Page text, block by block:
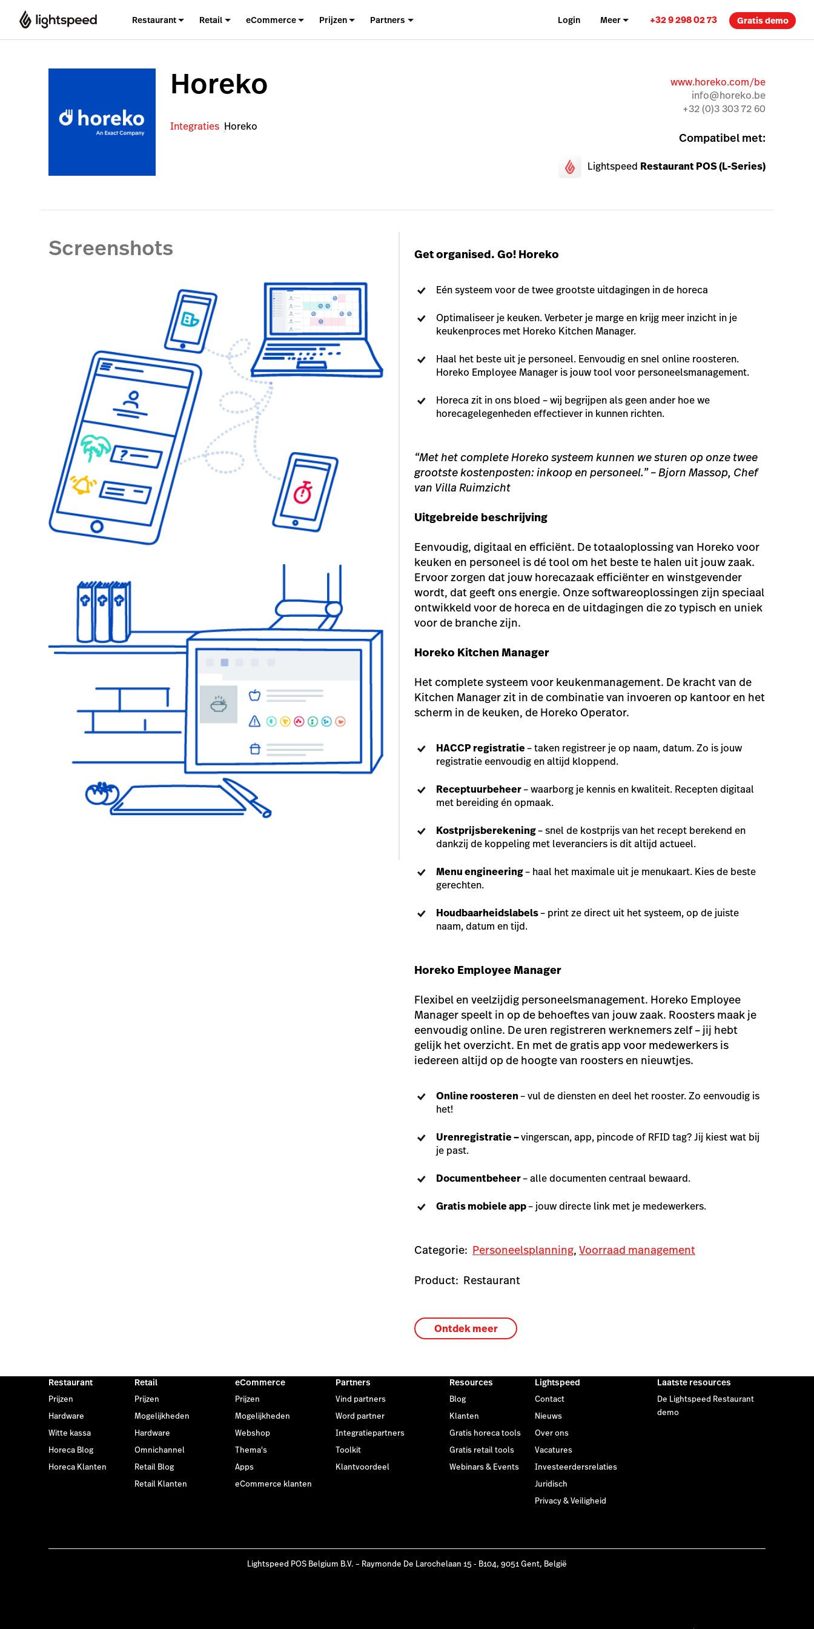
Restaurant Retail eCommerce Prijzen Partners Login Meer +32 9 298 02 73 Gratis demo
Horeko
Integraties Horeko
www.horeko.com/be
info@horeko.be
+32 (0)3 303 72 60
Compatibel met:
Lightspeed Restaurant POS (L-Series)
Screenshots Get organised. Go! Horeko
Eén systeem voor de twee grootste uitdagingen in de horeca
Optimaliseer je keuken. Verbeter je marge en krijg meer inzicht in je
keukenproces met Horeko Kitchen Manager.
Haal het beste uit je personeel. Eenvoudig en snel online roosteren.
Horeko Employee Manager is jouw tool voor personeelsmanagement.
Horeca zit in ons bloed – wij begrijpen als geen ander hoe we
horecagelegenheden effectiever in kunnen richten.
“Met het complete Horeko systeem kunnen we sturen op onze twee
grootste kostenposten: inkoop en personeel.” – Bjorn Massop, Chef
van Villa Ruimzicht
Uitgebreide beschrijving
Eenvoudig, digitaal en efficiënt. De totaaloplossing van Horeko voor
keuken en personeel is dé tool om het beste te halen uit jouw zaak.
Ervoor zorgen dat jouw horecazaak efficiënter en winstgevender
wordt, dat geeft ons energie. Onze softwareoplossingen zijn speciaal
ontwikkeld voor de horeca en de uitdagingen die zo typisch en uniek
voor de branche zijn.
Horeko Kitchen Manager
Het complete systeem voor keukenmanagement. De kracht van de
Kitchen Manager zit in de combinatie van invoeren op kantoor en het
scherm in de keuken, de Horeko Operator.
HACCP registratie– taken registreer je op naam, datum. Zo is jouw
registratie eenvoudig en altijd kloppend.
Receptuurbeheer– waarborg je kennis en kwaliteit. Recepten digitaal
met bereiding én opmaak.
Kostprijsberekening– snel de kostprijs van het recept berekend en
dankzij de koppeling met leveranciers is dit altijd actueel.
Menu engineering– haal het maximale uit je menukaart. Kies de beste
gerechten.
Houdbaarheidslabels– print ze direct uit het systeem, op de juiste
naam, datum en tijd.
Horeko Employee Manager
Flexibel en veelzijdig personeelsmanagement. Horeko Employee
Manager speelt in op de behoeftes van jouw zaak. Roosters maak je
eenvoudig online. De uren registreren werknemers zelf – jij hebt
gelijk het overzicht. En met de gratis app voor medewerkers is
iedereen altijd op de hoogte van roosters en nieuwtjes.
Online roosteren– vul de diensten en deel het rooster. Zo eenvoudig is
het!
Urenregistratie –vingerscan, app, pincode of RFID tag? Jij kiest wat bij
je past.
Documentbeheer– alle documenten centraal bewaard.
Gratis mobiele app– jouw directe link met je medewerkers.
Categorie: Personeelsplanning, Voorraad management
Product: Restaurant
Ontdek meer
Restaurant
Prijzen
Hardware
Witte kassa
Horeca Blog
Horeca Klanten
Retail
Prijzen
Mogelijkheden
Hardware
Omnichannel
Retail Blog
Retail Klanten
eCommerce
Prijzen
Mogelijkheden
Webshop
Thema's
Apps
eCommerce klanten
Partners
Vind partners
Word partner
Integratiepartners
Toolkit
Klantvoordeel
Resources
Blog
Klanten
Gratis horeca tools
Gratis retail tools
Webinars & Events
Lightspeed
Contact
Nieuws
Over ons
Vacatures
Investeerdersrelaties
Juridisch
Privacy & Veiligheid
Laatste resources
De Lightspeed Restaurant
demo
Lightspeed POS Belgium B.V. – Raymonde De Larochelaan 15 - B104, 9051 Gent, België